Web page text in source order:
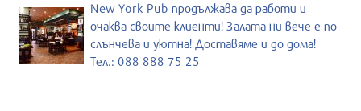
New York Pub продължава да работи и
очаква своите клиенти! Залата ни вече е по-
слънчева и уютна! Доставяме и до дома!
Тел.: 088 888 75 25